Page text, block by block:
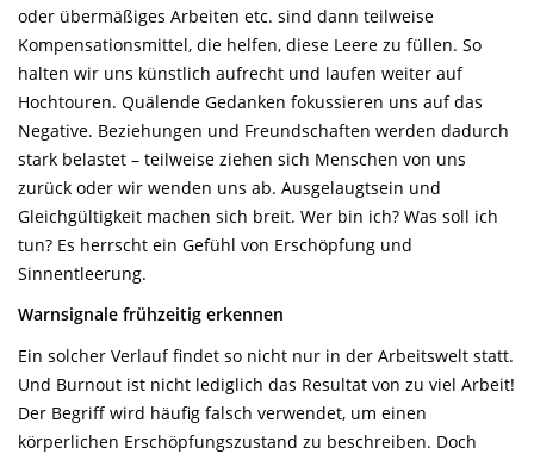
oder übermäßiges Arbeiten etc. sind dann teilweise
Kompensationsmittel, die helfen, diese Leere zu füllen. So
halten wir uns künstlich aufrecht und laufen weiter auf
Hochtouren. Quälende Gedanken fokussieren uns auf das
Negative. Beziehungen und Freundschaften werden dadurch
stark belastet – teilweise ziehen sich Menschen von uns
zurück oder wir wenden uns ab. Ausgelaugtsein und
Gleichgültigkeit machen sich breit. Wer bin ich? Was soll ich
tun? Es herrscht ein Gefühl von Erschöpfung und
Sinnentleerung.
Warnsignale frühzeitig erkennen
Ein solcher Verlauf findet so nicht nur in der Arbeitswelt statt.
Und Burnout ist nicht lediglich das Resultat von zu viel Arbeit!
Der Begriff wird häufig falsch verwendet, um einen
körperlichen Erschöpfungszustand zu beschreiben. Doch